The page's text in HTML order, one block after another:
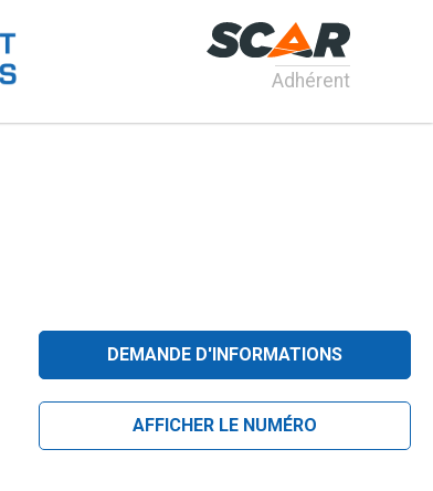
Adhérent
DEMANDE D'INFORMATIONS
AFFICHER LE NUMÉRO